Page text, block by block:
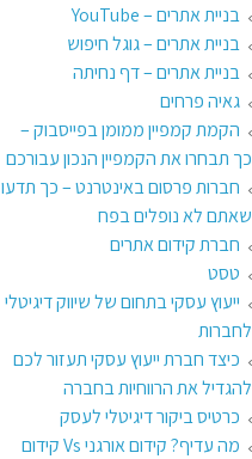
בניית אתרים – YouTube
בניית אתרים – גוגל חיפוש
בניית אתרים – דף נחיתה
גאיה פרחים
הקמת קמפיין ממומן בפייסבוק –
כך תבחרו את הקמפיין הנכון עבורכם
חברות פרסום באינטרנט – כך תדעו
שאתם לא נופלים בפח
חברת קידום אתרים
טסט
ייעוץ עסקי בתחום של שיווק דיגיטלי
לחברות
כיצד חברת ייעוץ עסקי תעזור לכם
להגדיל את הרווחיות בחברה
כרטיס ביקור דיגיטלי לעסק
מה עדיף? קידום אורגני Vs קידום